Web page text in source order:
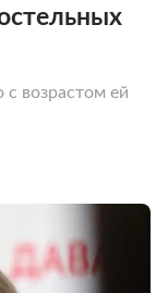
с возрастом ей